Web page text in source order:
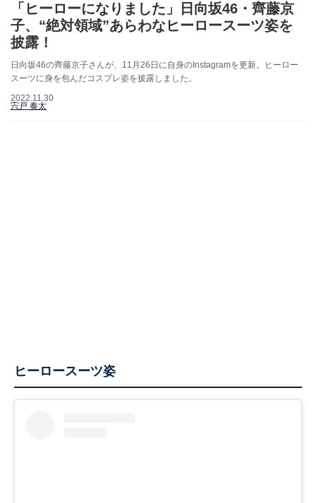
「ヒーローになりました」日向坂46・齊藤京
子、“絶対領域”あらわなヒーロースーツ姿を
披露！
日向坂46の齊藤京子さんが、11月26日に自身のInstagramを更新。ヒーロー
スーツに身を包んだコスプレ姿を披露しました。
2022.11.30
宍戸 奏太
ヒーロースーツ姿